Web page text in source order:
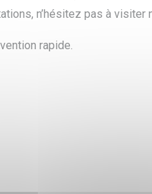
n’hésitez pas à visiter
rapide.